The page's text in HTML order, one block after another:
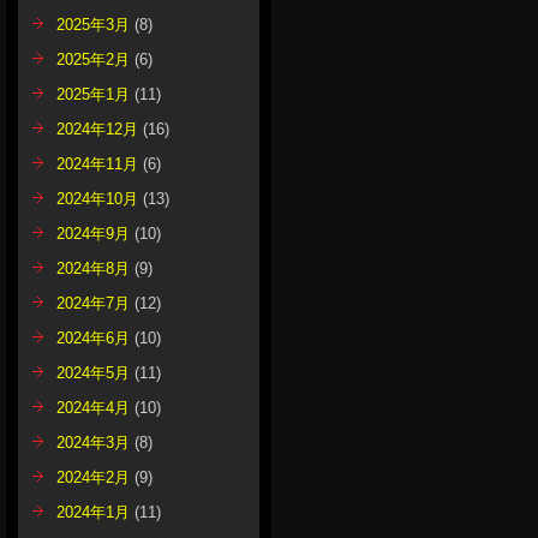
2025年3月 (8)
2025年2月 (6)
2025年1月 (11)
2024年12月 (16)
2024年11月 (6)
2024年10月 (13)
2024年9月 (10)
2024年8月 (9)
2024年7月 (12)
2024年6月 (10)
2024年5月 (11)
2024年4月 (10)
2024年3月 (8)
2024年2月 (9)
2024年1月 (11)